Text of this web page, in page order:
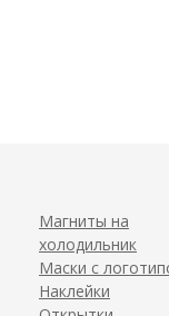
Магниты на
холодильник
Маски с
Наклейки